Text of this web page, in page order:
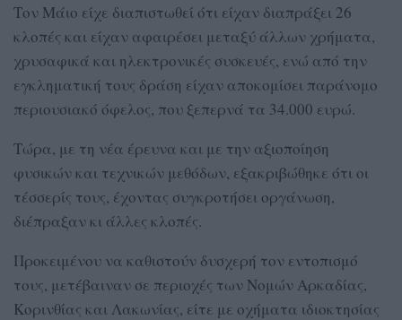
Τον Μάιο είχε διαπιστωθεί ότι είχαν διαπράξει 26
κλοπές και είχαν αφαιρέσει μεταξύ άλλων χρήματα,
χρυσαφικά και ηλεκτρονικές συσκευές, ενώ από την
εγκληματική τους δράση είχαν αποκομίσει παράνομο
περιουσιακό όφελος, που ξεπερνά τα 34.000 ευρώ.
Τώρα, με τη νέα έρευνα και με την αξιοποίηση
φυσικών και τεχνικών μεθόδων, εξακριβώθηκε ότι οι
τέσσερίς τους, έχοντας συγκροτήσει οργάνωση,
διέπραξαν κι άλλες κλοπές.
Προκειμένου να καθιστούν δυσχερή τον εντοπισμό
τους, μετέβαιναν σε περιοχές των Νομών Αρκαδίας,
Κορινθίας και Λακωνίας, είτε με οχήματα ιδιοκτησίας